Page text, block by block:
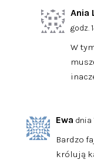
Ania
godz.
W
Ewa dnia
Bardzo
królują